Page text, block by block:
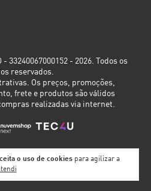
o uso de cookies para agilizar a
33240067000152 - 2026. Todos os
reservados.
Os preços, promoções,
frete e produtos são válidos
realizadas via internet.